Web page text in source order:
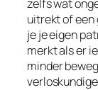
zelfs wat
uitrekt of een
je je eigen
merkt als er
minder